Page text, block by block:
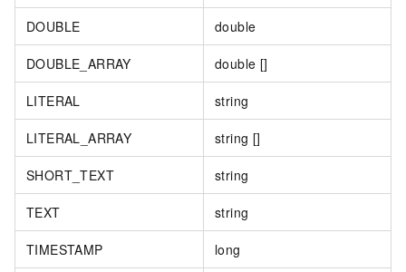
DOUBLE double
DOUBLE_ARRAY double []
LITERAL string
LITERAL_ARRAY string []
SHORT_TEXT string
TEXT string
TIMESTAMP long